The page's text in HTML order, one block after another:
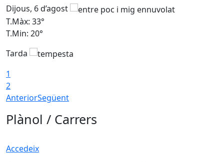
Dijous, 6 d’agost
T.Màx: 33°
T.Min: 20°
Tarda
1
2
AnteriorSegüent
Plànol / Carrers
Accedeix